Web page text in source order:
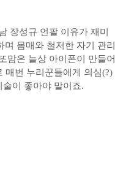
장성규 언팔 이유가 재미
몸매와 철저한 자기 관리
맘은 늘상 아이폰이 만들어
매번 누리꾼들에게 의심(?)
이 좋아야 말이죠.